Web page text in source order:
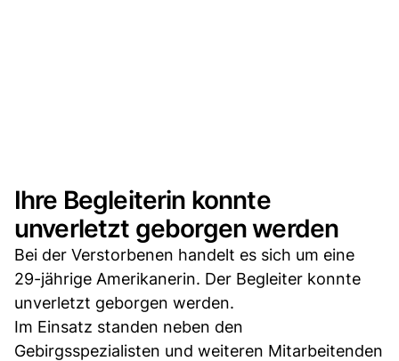
Ihre Begleiterin konnte
unverletzt geborgen werden
Bei der Verstorbenen handelt es sich um eine
29-jährige Amerikanerin. Der Begleiter konnte
unverletzt geborgen werden.
Im Einsatz standen neben den
Gebirgsspezialisten und weiteren Mitarbeitenden